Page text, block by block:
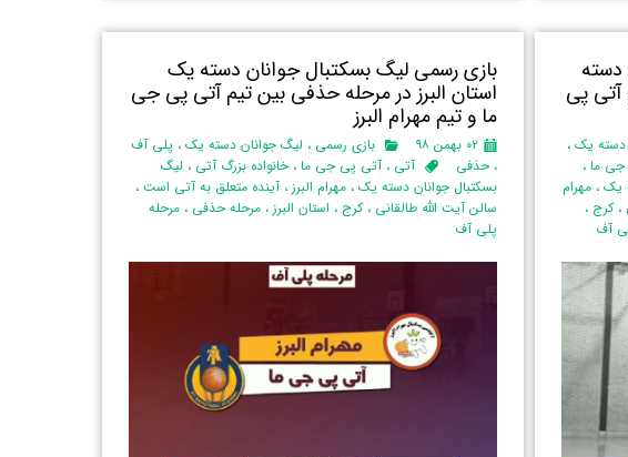
دسته
آتی پی
دسته یک،
ما،
یک، مهرام
،کرج ،
آف
بازی رسمی لیگ بسکتبال جوانان دسته یک
استان البرز‌ در مرحله حذفی بین تیم آتی پی جی
ما و تیم مهرام البرز
۰۲ بهمن ۹۸ بازی رسمی ، لیگ جوانان دسته یک، پلی آف
، حذفی آتی ، آتی پی جی ما، خانواده بزرگ آتی ، لیگ
بسکتبال جوانان دسته یک، مهرام البرز، آینده متعلق به آتی است،
سالن آیت الله طالقانی ،کرج ، استان البرز‌، مرحله حذفی ، مرحله
پلی آف